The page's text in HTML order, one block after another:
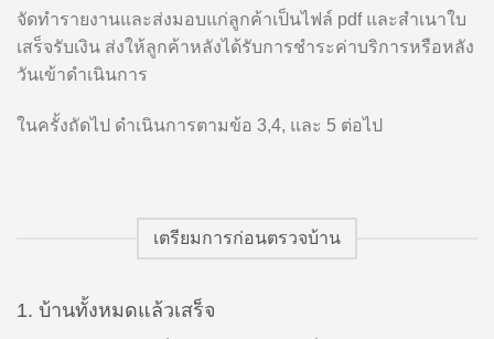
จัดทำรายงานและส่งมอบแก่ลูกค้าเป็นไฟล์ pdf และสำเนาใบ
เสร็จรับเงิน ส่งให้ลูกค้าหลังได้รับการชำระค่าบริการหรือหลัง
วันเข้าดำเนินการ
ในครั้งถัดไป ดำเนินการตามข้อ 3,4, และ 5 ต่อไป
เตรียมการก่อนตรวจบ้าน
1. บ้านทั้งหมดแล้วเสร็จ